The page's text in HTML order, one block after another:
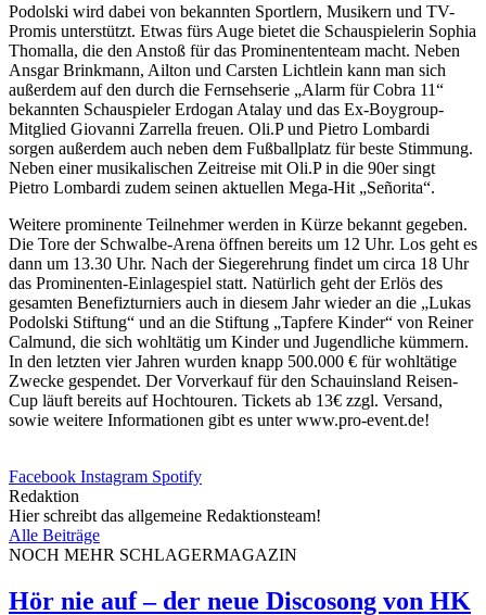
Podolski wird dabei von bekannten Sportlern, Musikern und TV-
Promis unterstützt. Etwas fürs Auge bietet die Schauspielerin Sophia
Thomalla, die den Anstoß für das Prominententeam macht. Neben
Ansgar Brinkmann, Ailton und Carsten Lichtlein kann man sich
außerdem auf den durch die Fernsehserie „Alarm für Cobra 11“
bekannten Schauspieler Erdogan Atalay und das Ex-Boygroup-
Mitglied Giovanni Zarrella freuen. Oli.P und Pietro Lombardi
sorgen außerdem auch neben dem Fußballplatz für beste Stimmung.
Neben einer musikalischen Zeitreise mit Oli.P in die 90er singt
Pietro Lombardi zudem seinen aktuellen Mega-Hit „Señorita“.
Weitere prominente Teilnehmer werden in Kürze bekannt gegeben.
Die Tore der Schwalbe-Arena öffnen bereits um 12 Uhr. Los geht es
dann um 13.30 Uhr. Nach der Siegerehrung findet um circa 18 Uhr
das Prominenten-Einlagespiel statt. Natürlich geht der Erlös des
gesamten Benefizturniers auch in diesem Jahr wieder an die „Lukas
Podolski Stiftung“ und an die Stiftung „Tapfere Kinder“ von Reiner
Calmund, die sich wohltätig um Kinder und Jugendliche kümmern.
In den letzten vier Jahren wurden knapp 500.000 € für wohltätige
Zwecke gespendet. Der Vorverkauf für den Schauinsland Reisen-
Cup läuft bereits auf Hochtouren. Tickets ab 13€ zzgl. Versand,
sowie weitere Informationen gibt es unter www.pro-event.de!
Facebook Instagram Spotify
Redaktion
Hier schreibt das allgemeine Redaktionsteam!
Alle Beiträge
NOCH MEHR SCHLAGERMAGAZIN
Hör nie auf – der neue Discosong von HK